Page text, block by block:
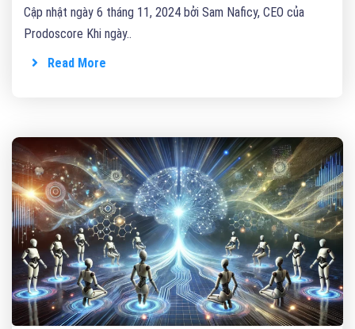
Cập nhật ngày 6 tháng 11, 2024 bởi Sam Naficy, CEO của
Prodoscore Khi ngày..
Read More